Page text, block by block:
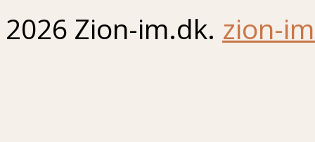
2026 Zion-im.dk. zion-